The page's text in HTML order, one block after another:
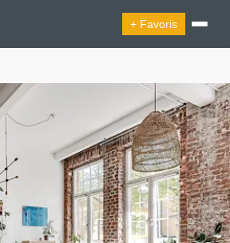
+ Favoris
ℹ︎ À propos
Cabanes
Decoration Noël
Photos
La Semaine Décoration Et Design
Mélo Suédois
Publi Reportage